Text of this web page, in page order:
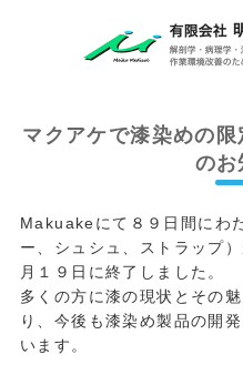
ホーム
漆染め事業
会社概要
お問い合わせ
マクアケで漆染めの
のお
Makuakeにて８９日間にわ
ー、シュシュ、ストラップ
月１９日に終了しました。
多くの方に漆の現状とその
り、今後も漆染め製品の開
います。